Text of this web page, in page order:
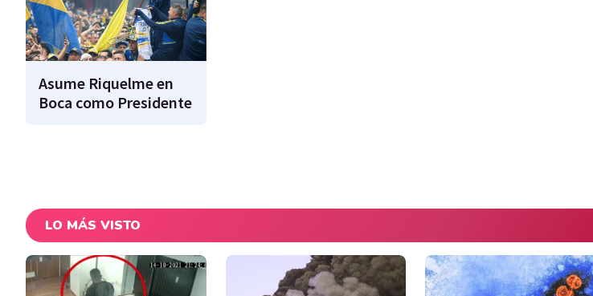
Asume Riquelme en
Boca como Presidente
LO MÁS VISTO